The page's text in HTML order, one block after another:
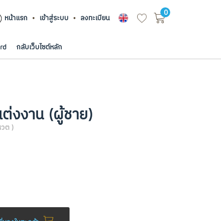
หน้าแรก เข้าสู่ระบบ ลงทะเบียน 0
กลับเว็บไซต์หลัก
งงาน (ผู้ชาย)
วต )